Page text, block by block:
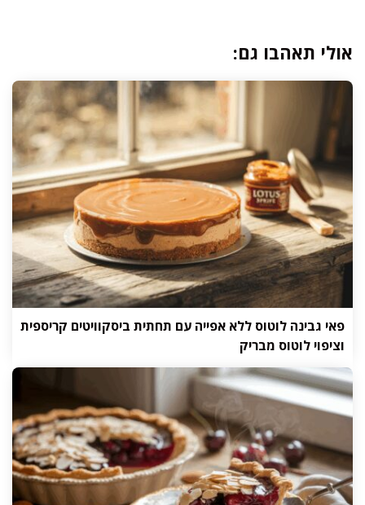
אולי תאהבו גם:
פאי גבינה לוטוס ללא אפייה עם תחתית ביסקוויטים קריספית
וציפוי לוטוס מבריק